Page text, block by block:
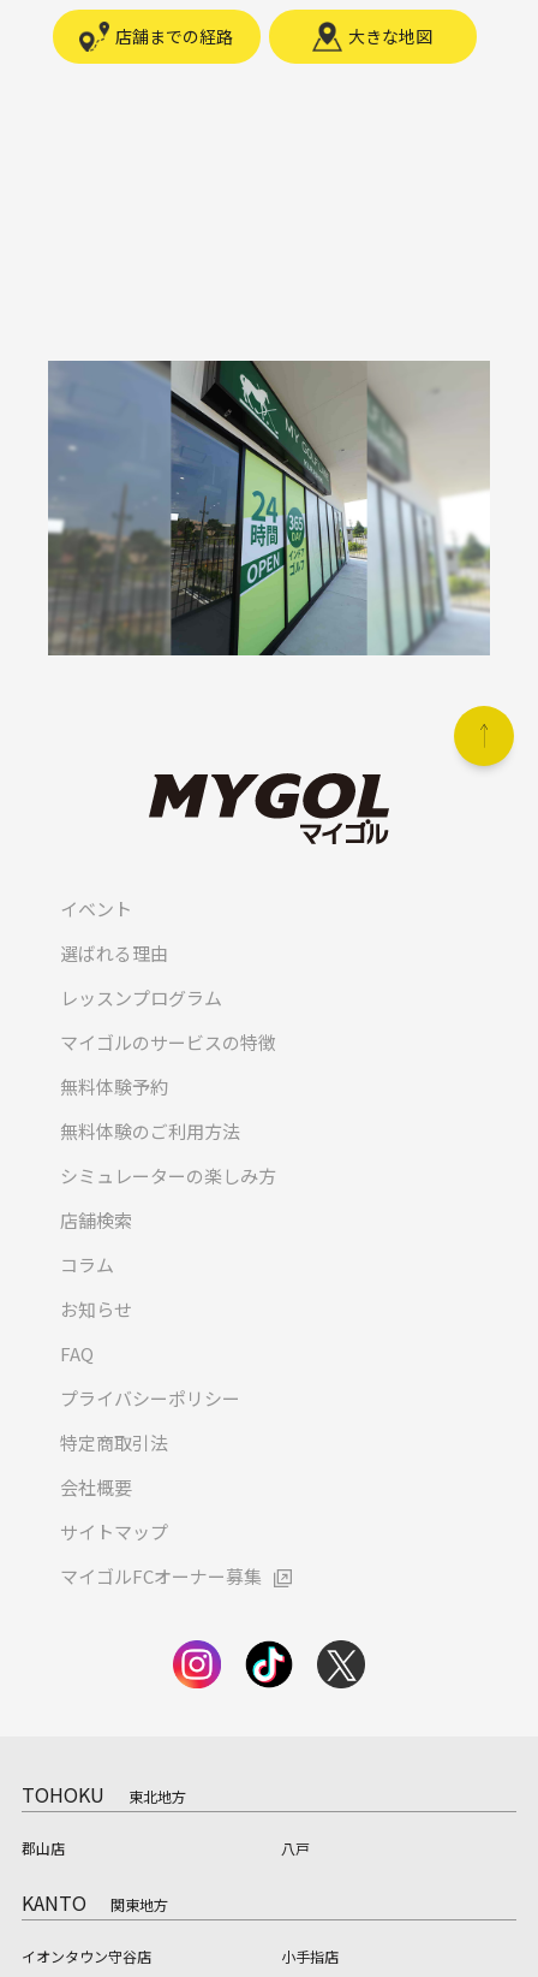
店舗までの経路 大きな地図
イベント
選ばれる理由
レッスンプログラム
マイゴルのサービスの特徴
無料体験予約
無料体験のご利用方法
シミュレーターの楽しみ方
店舗検索
コラム
お知らせ
FAQ
プライバシーポリシー
特定商取引法
会社概要
サイトマップ
マイゴルFCオーナー募集
TOHOKU 東北地方
郡山店 八戸
KANTO 関東地方
イオンタウン守谷店 小手指店